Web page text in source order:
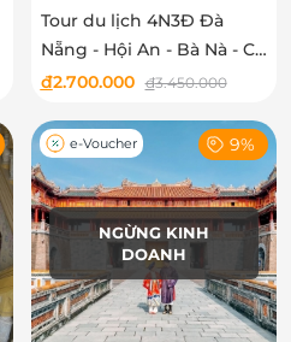
Tour du lịch 4N3Đ Đà
Nẵng - Hội An - Bà Nà - Cù
Lao Chàm
đ2.700.000 đ3.450.000
NGỪNG KINH
DOANH
e-Voucher 9%